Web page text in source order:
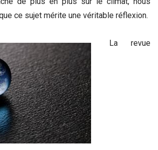
ce sujet mérite une véritable réflexion.
La revue